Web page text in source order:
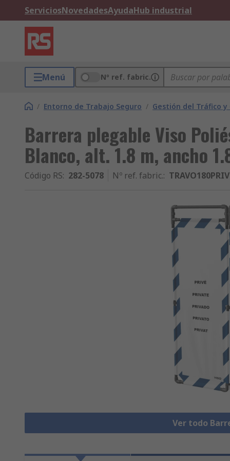
ServiciosNovedadesAyudaHub industrial
Menú Nº ref. fabric.
/ Entorno de Trabajo Seguro / Gestión del Tráfico
Barrera plegable Viso
Blanco, alt. 1.8 m, ancho
Código RS: 282-5078 Nº ref. fabric.: TRAVO180PRIV
Ver todo